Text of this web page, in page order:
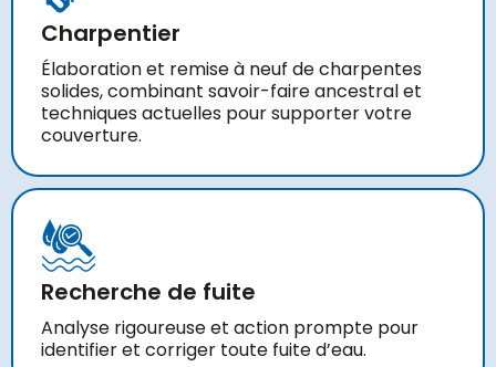
Charpentier
Élaboration et remise à neuf de charpentes
solides, combinant savoir-faire ancestral et
techniques actuelles pour supporter votre
couverture.
Recherche de fuite
Analyse rigoureuse et action prompte pour
identifier et corriger toute fuite d’eau.